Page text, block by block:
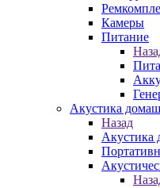
Камеры
Питание
Акустика
Назад
Акустика